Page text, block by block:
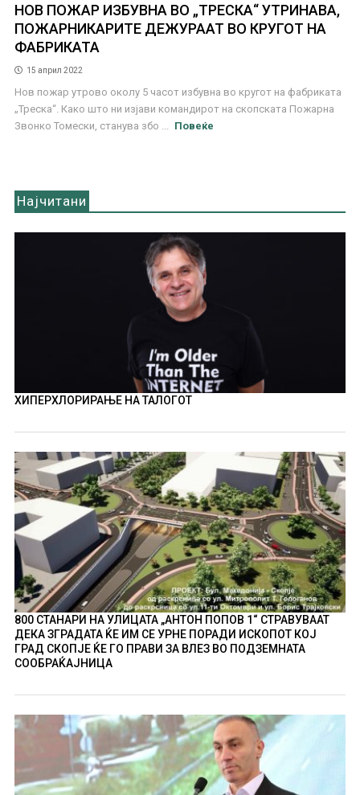
НОВ ПОЖАР ИЗБУВНА ВО „ТРЕСКА“ УТРИНАВА,
ПОЖАРНИКАРИТЕ ДЕЖУРААТ ВО КРУГОТ НА
ФАБРИКАТА
15 април 2022
Нов пожар утрово околу 5 часот избувна во кругот на фабриката
„Треска“. Како што ни изјави командирот на скопската Пожарна
Звонко Томески, станува збо ...
Повеќе
Најчитани
ХИПЕРХЛОРИРАЊЕ НА ТАЛОГОТ
800 СТАНАРИ НА УЛИЦАТА „АНТОН ПОПОВ 1“ СТРАВУВААТ
ДЕКА ЗГРАДАТА ЌЕ ИМ СЕ УРНЕ ПОРАДИ ИСКОПОТ КОЈ
ГРАД СКОПЈЕ ЌЕ ГО ПРАВИ ЗА ВЛЕЗ ВО ПОДЗЕМНАТА
СООБРАЌАЈНИЦА